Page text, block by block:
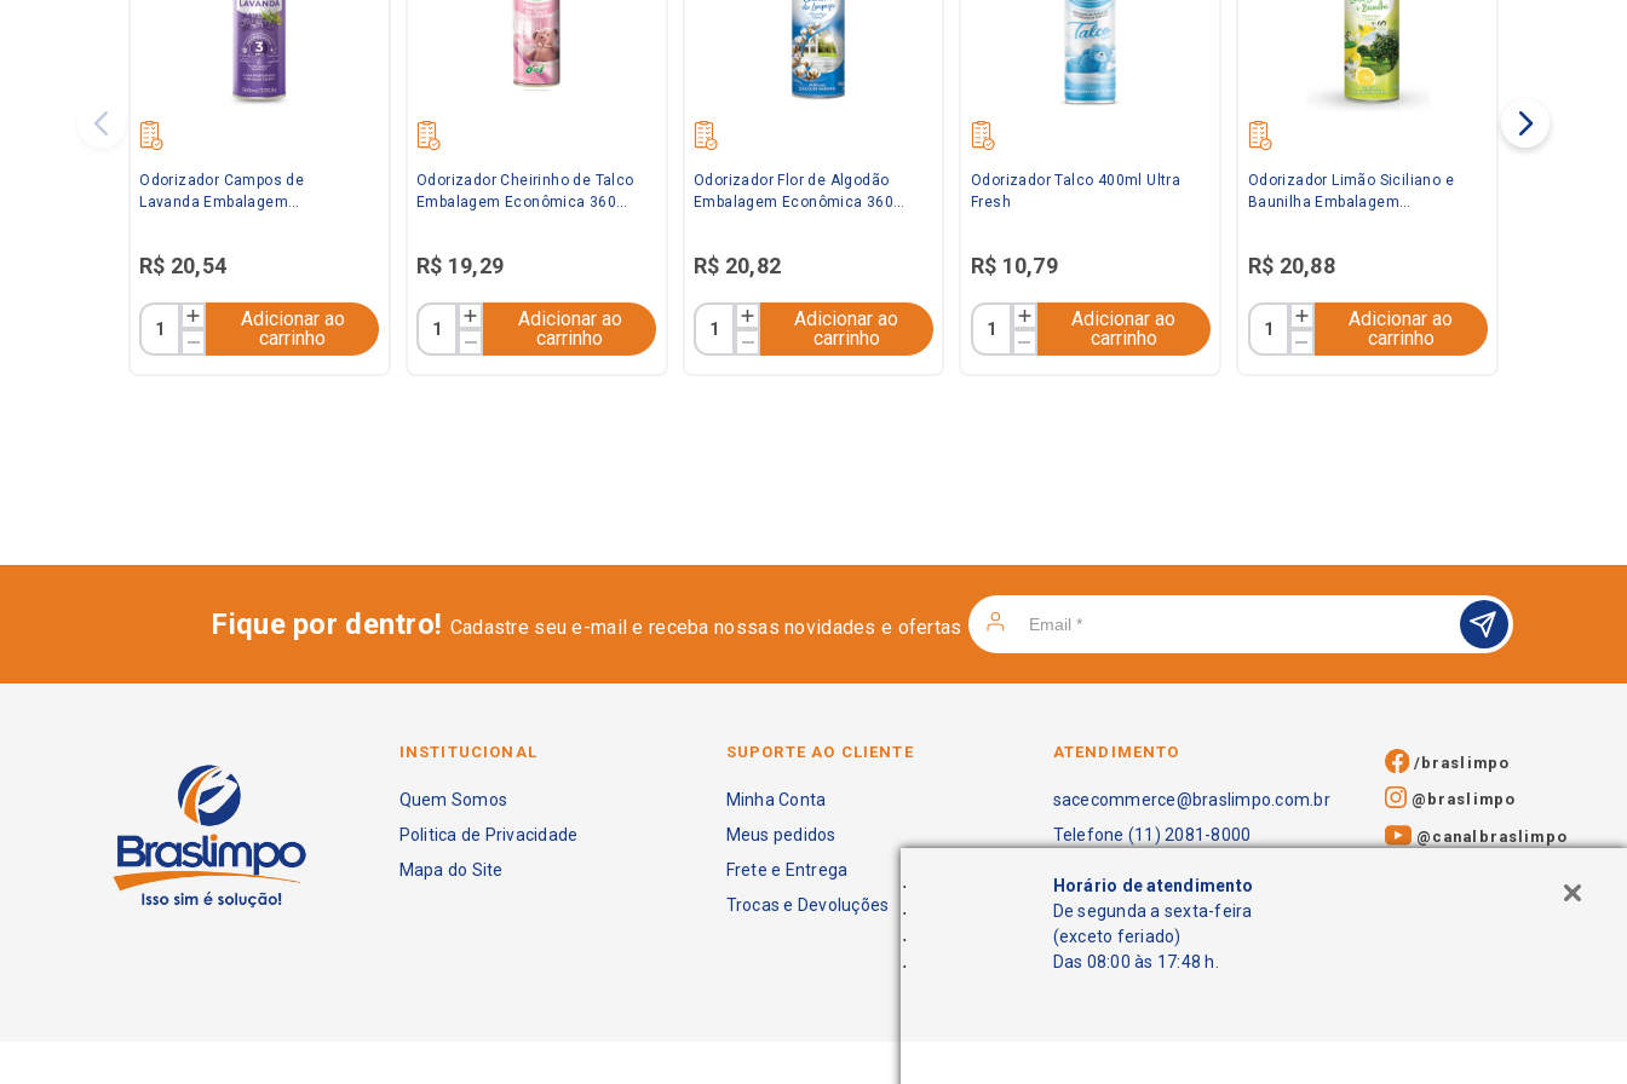
.
.
.
.
Odorizador Campos de
Lavanda Embalagem
R$ 20,54
Adicionar ao
carrinho
Odorizador Cheirinho de Talco
Embalagem Econômica 360ml
R$ 19,29
Adicionar ao
carrinho
Odorizador Flor de Algodão
Embalagem Econômica 360ml
R$ 20,82
Adicionar ao
carrinho
Odorizador Talco 400ml Ultra
Fresh
R$ 10,79
Adicionar ao
carrinho
Odorizador Limão Siciliano e
Baunilha Embalagem
R$ 20,88
Adicionar ao
carrinho
Fique por dentro! Cadastre seu e-mail e receba nossas novidades e ofertas
INSTITUCIONAL
Quem Somos
Politica de Privacidade
Mapa do Site
SUPORTE AO CLIENTE
Minha Conta
Meus pedidos
Frete e Entrega
Trocas e Devoluções
ATENDIMENTO
sacecommerce@braslimpo.com.br
Telefone (11) 2081-8000
Horário de atendimento
De segunda a sexta-feira
(exceto feriado)
Das 08:00 às 17:48 h.
/braslimpo
@braslimpo
@canalbraslimpo​